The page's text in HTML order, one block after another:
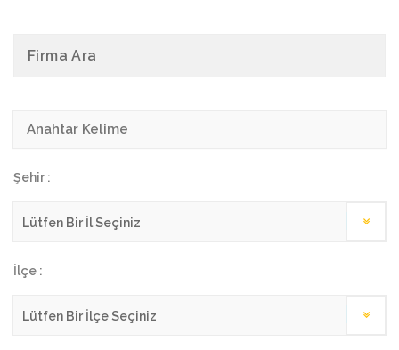
Firma Ara
Şehir :
İlçe :